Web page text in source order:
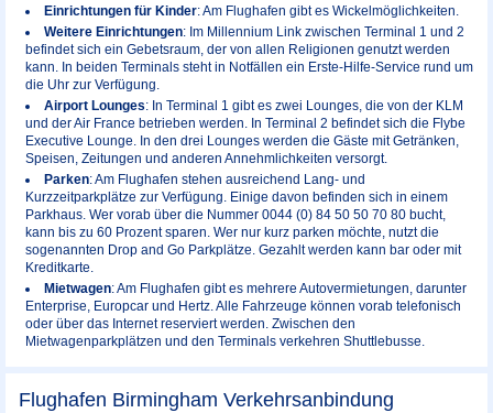
Einrichtungen für Kinder: Am Flughafen gibt es Wickelmöglichkeiten.
Weitere Einrichtungen: Im Millennium Link zwischen Terminal 1 und 2
befindet sich ein Gebetsraum, der von allen Religionen genutzt werden
kann. In beiden Terminals steht in Notfällen ein Erste-Hilfe-Service rund um
die Uhr zur Verfügung.
Airport Lounges: In Terminal 1 gibt es zwei Lounges, die von der KLM
und der Air France betrieben werden. In Terminal 2 befindet sich die Flybe
Executive Lounge. In den drei Lounges werden die Gäste mit Getränken,
Speisen, Zeitungen und anderen Annehmlichkeiten versorgt.
Parken: Am Flughafen stehen ausreichend Lang- und
Kurzzeitparkplätze zur Verfügung. Einige davon befinden sich in einem
Parkhaus. Wer vorab über die Nummer 0044 (0) 84 50 50 70 80 bucht,
kann bis zu 60 Prozent sparen. Wer nur kurz parken möchte, nutzt die
sogenannten Drop and Go Parkplätze. Gezahlt werden kann bar oder mit
Kreditkarte.
Mietwagen: Am Flughafen gibt es mehrere Autovermietungen, darunter
Enterprise, Europcar und Hertz. Alle Fahrzeuge können vorab telefonisch
oder über das Internet reserviert werden. Zwischen den
Mietwagenparkplätzen und den Terminals verkehren Shuttlebusse.
Flughafen Birmingham Verkehrsanbindung